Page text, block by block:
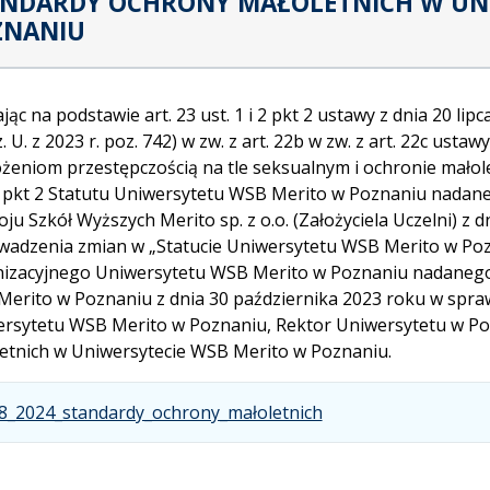
na podstawie art. 23 ust. 1 i 2 pkt 2 ustawy z dnia 20
U. z 2023 r. poz. 742) w zw. z art. 22b w zw. z art. 22c
przestępczością na tle seksualnym i ochronie
pkt 2 Statutu Uniwersytetu WSB Merito w Poznaniu
Szkół Wyższych Merito sp. z o.o. (Założyciela Uczelni)
zmian w „Statucie Uniwersytetu WSB Merito w
Uniwersytetu WSB Merito w Poznaniu
w Poznaniu z dnia 30 października 2023 roku w
WSB Merito w Poznaniu, Rektor Uniwersytetu w
w Uniwersytecie WSB Merito w Poznaniu.
.
Plik
.
Rozmiar
.
Otwiera